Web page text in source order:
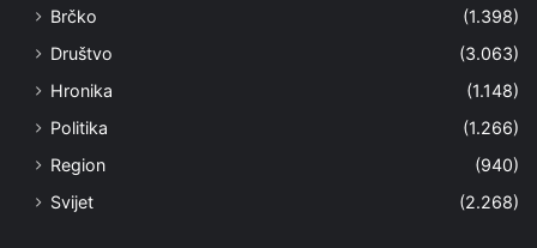
Brčko
(1.398)
Društvo
(3.063)
Hronika
(1.148)
Politika
(1.266)
Region
(940)
Svijet
(2.268)